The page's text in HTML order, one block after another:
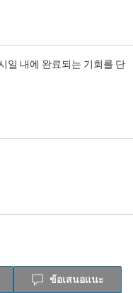
일 내에 완료되는 기회를 단
ข้อเสนอแนะ